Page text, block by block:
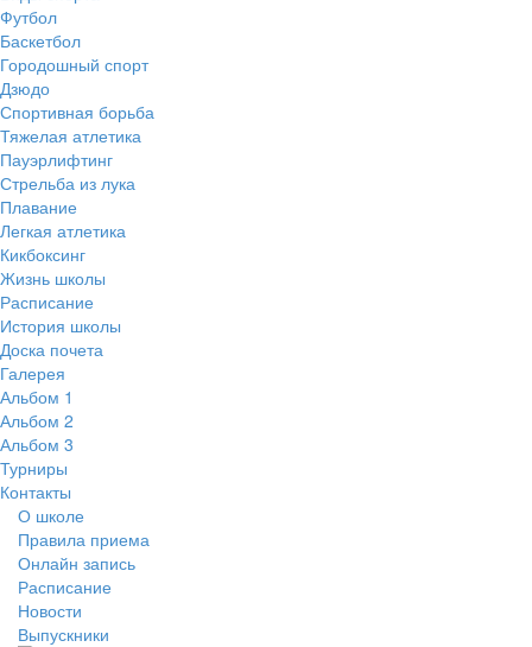
Футбол
Баскетбол
Городошный спорт
Дзюдо
Спортивная борьба
Тяжелая атлетика
Пауэрлифтинг
Стрельба из лука
Плавание
Легкая атлетика
Кикбоксинг
Жизнь школы
Расписание
История школы
Доска почета
Галерея
Альбом 1
Альбом 2
Альбом 3
Турниры
Контакты
О школе
Правила приема
Онлайн запись
Расписание
Новости
Выпускники